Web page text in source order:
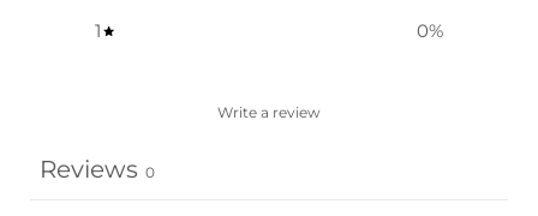
1
0%
Write a review
Reviews 0